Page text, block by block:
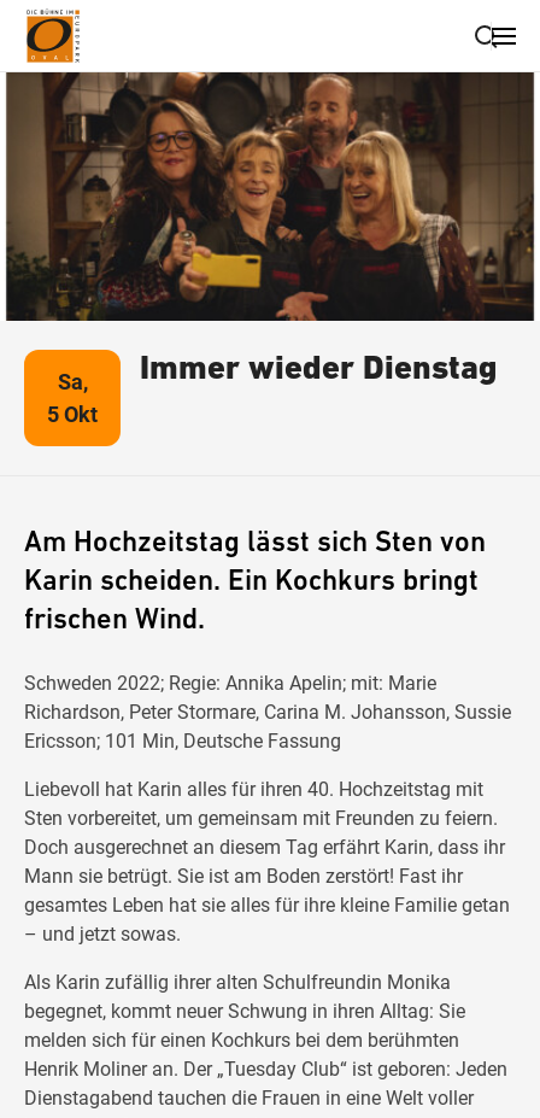
Suche schließen
Wegbeschreibung erhalten
Sa,
5 Okt
Immer wieder Dienstag
Am Hochzeitstag lässt sich Sten von
Karin scheiden. Ein Kochkurs bringt
frischen Wind.
Schweden 2022; Regie: Annika Apelin; mit: Marie
Richardson, Peter Stormare, Carina M. Johansson, Sussie
Ericsson; 101 Min, Deutsche Fassung
Liebevoll hat Karin alles für ihren 40. Hochzeitstag mit
Sten vorbereitet, um gemeinsam mit Freunden zu feiern.
Doch ausgerechnet an diesem Tag erfährt Karin, dass ihr
Mann sie betrügt. Sie ist am Boden zerstört! Fast ihr
gesamtes Leben hat sie alles für ihre kleine Familie getan
– und jetzt sowas.
Als Karin zufällig ihrer alten Schulfreundin Monika
begegnet, kommt neuer Schwung in ihren Alltag: Sie
melden sich für einen Kochkurs bei dem berühmten
Henrik Moliner an. Der „Tuesday Club“ ist geboren: Jeden
Dienstagabend tauchen die Frauen in eine Welt voller